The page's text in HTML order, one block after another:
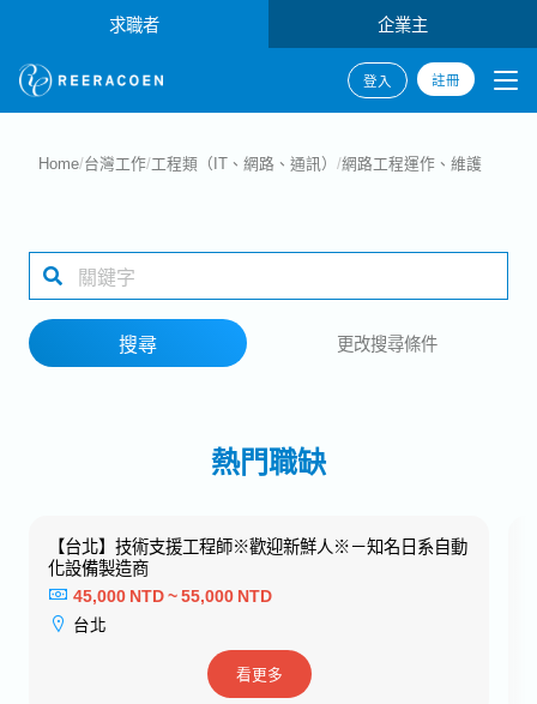
求職者 企業主
登入 註冊
產業類別
工作地點
Home/台灣工作/工程類（IT、網路、通訊） /網路工程運作、維護
搜尋 更改搜尋條件
熱門職缺
【台北】品牌運營專員(系統・通路)※語言不拘※ー日系
網路廣告公司
40,000 NTD ~ 60,000 NTD
看更多